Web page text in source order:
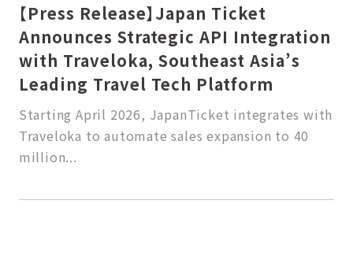
【Press Release】Japan Ticket
Announces Strategic API Integration
with Traveloka, Southeast Asia’s
Leading Travel Tech Platform
Starting April 2026, JapanTicket integrates with
Traveloka to automate sales expansion to 40
million...